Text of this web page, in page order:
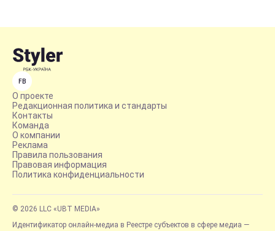
FB
О проекте
Редакционная политика и стандарты
Контакты
Команда
О компании
Реклама
Правила пользования
Правовая информация
Политика конфиденциальности
© 2026 LLC «UBT MEDIA»
Идентификатор онлайн-медиа в Реестре субъектов в сфере медиа —